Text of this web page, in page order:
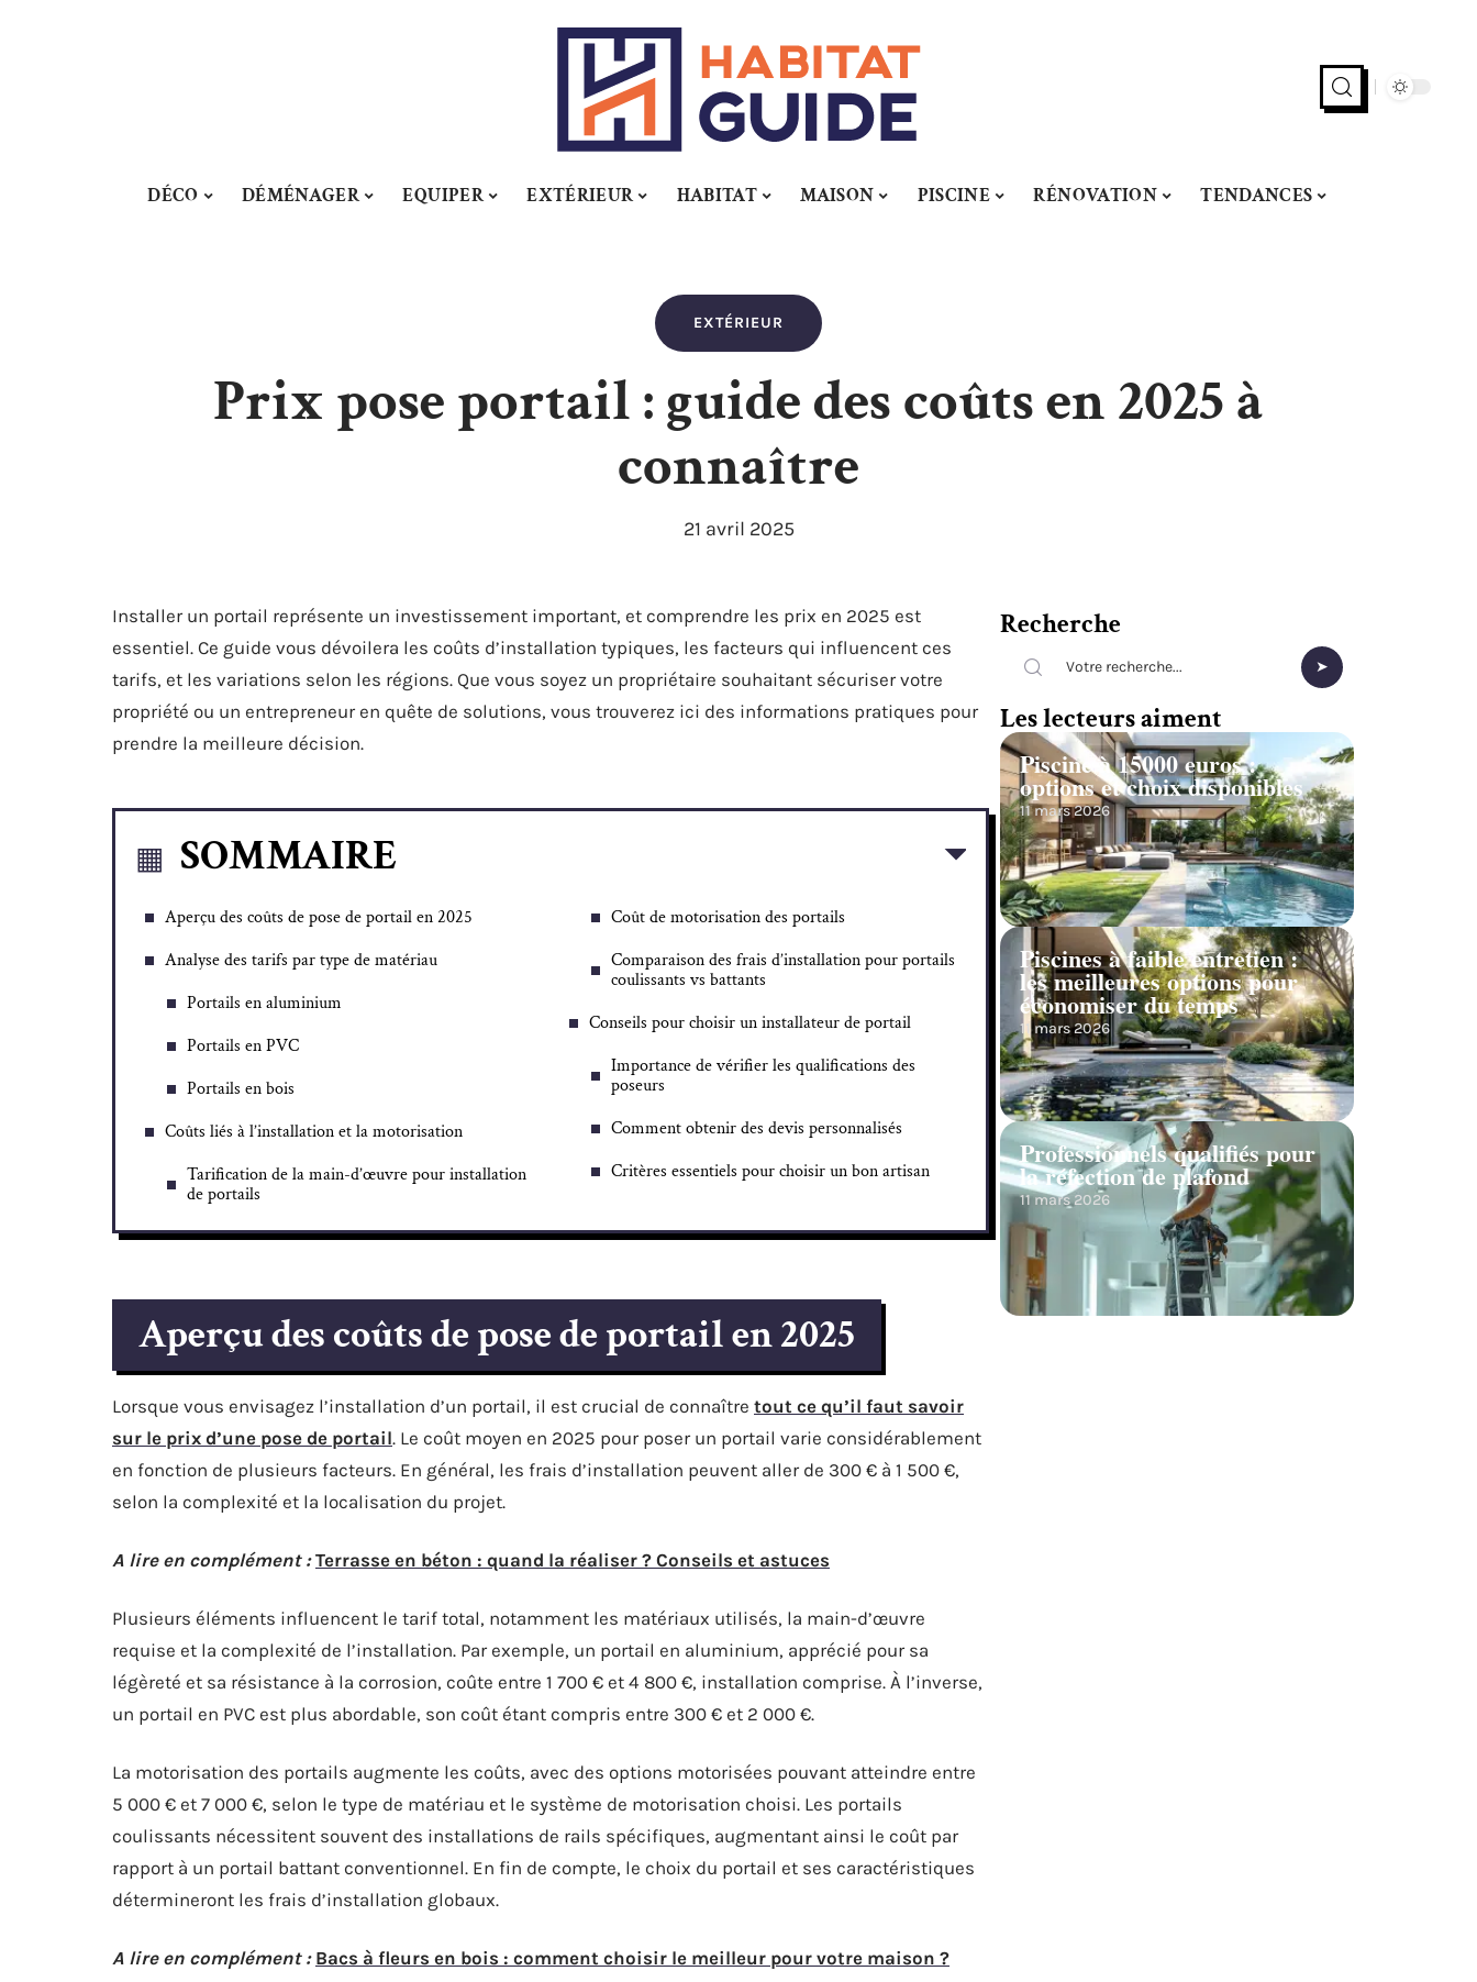
DÉCO DÉMÉNAGER EQUIPER EXTÉRIEUR HABITAT MAISON PISCINE RÉNOVATION TENDANCES
EXTÉRIEUR
Prix pose portail : guide des coûts en 2025 à
connaître
21 avril 2025
Installer un portail représente un investissement important, et comprendre les prix en 2025 est
essentiel. Ce guide vous dévoilera les coûts d’installation typiques, les facteurs qui influencent ces
tarifs, et les variations selon les régions. Que vous soyez un propriétaire souhaitant sécuriser votre
propriété ou un entrepreneur en quête de solutions, vous trouverez ici des informations pratiques pour
prendre la meilleure décision.
SOMMAIRE
Aperçu des coûts de pose de portail en 2025
Analyse des tarifs par type de matériau
Portails en aluminium
Portails en PVC
Portails en bois
Coûts liés à l’installation et la motorisation
Tarification de la main-d’œuvre pour installation
de portails
Coût de motorisation des portails
Comparaison des frais d’installation pour portails
coulissants vs battants
Conseils pour choisir un installateur de portail
Importance de vérifier les qualifications des
poseurs
Comment obtenir des devis personnalisés
Critères essentiels pour choisir un bon artisan
Aperçu des coûts de pose de portail en 2025
Lorsque vous envisagez l’installation d’un portail, il est crucial de connaître tout ce qu’il faut savoir
sur le prix d’une pose de portail. Le coût moyen en 2025 pour poser un portail varie considérablement
en fonction de plusieurs facteurs. En général, les frais d’installation peuvent aller de 300 € à 1 500 €,
selon la complexité et la localisation du projet.
A lire en complément : Terrasse en béton : quand la réaliser ? Conseils et astuces
Plusieurs éléments influencent le tarif total, notamment les matériaux utilisés, la main-d’œuvre
requise et la complexité de l’installation. Par exemple, un portail en aluminium, apprécié pour sa
légèreté et sa résistance à la corrosion, coûte entre 1 700 € et 4 800 €, installation comprise. À l’inverse,
un portail en PVC est plus abordable, son coût étant compris entre 300 € et 2 000 €.
La motorisation des portails augmente les coûts, avec des options motorisées pouvant atteindre entre
5 000 € et 7 000 €, selon le type de matériau et le système de motorisation choisi. Les portails
coulissants nécessitent souvent des installations de rails spécifiques, augmentant ainsi le coût par
rapport à un portail battant conventionnel. En fin de compte, le choix du portail et ses caractéristiques
détermineront les frais d’installation globaux.
A lire en complément : Bacs à fleurs en bois : comment choisir le meilleur pour votre maison ?
Recherche
Les lecteurs aiment
Piscine à 15000 euros :
options et choix disponibles
11 mars 2026
Piscines à faible entretien :
les meilleures options pour
économiser du temps
11 mars 2026
Professionnels qualifiés pour
la réfection de plafond
11 mars 2026